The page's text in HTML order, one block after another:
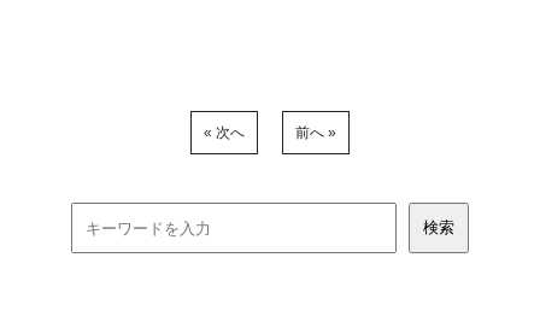
« 次へ 前へ »